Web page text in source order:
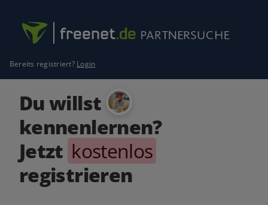
Bereits registriert? Login
Du willst
kennenlernen?
Jetzt kostenlos
registrieren